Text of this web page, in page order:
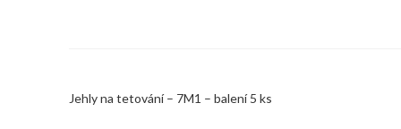
Jehly na tetování – 7M1 – balení 5 ks